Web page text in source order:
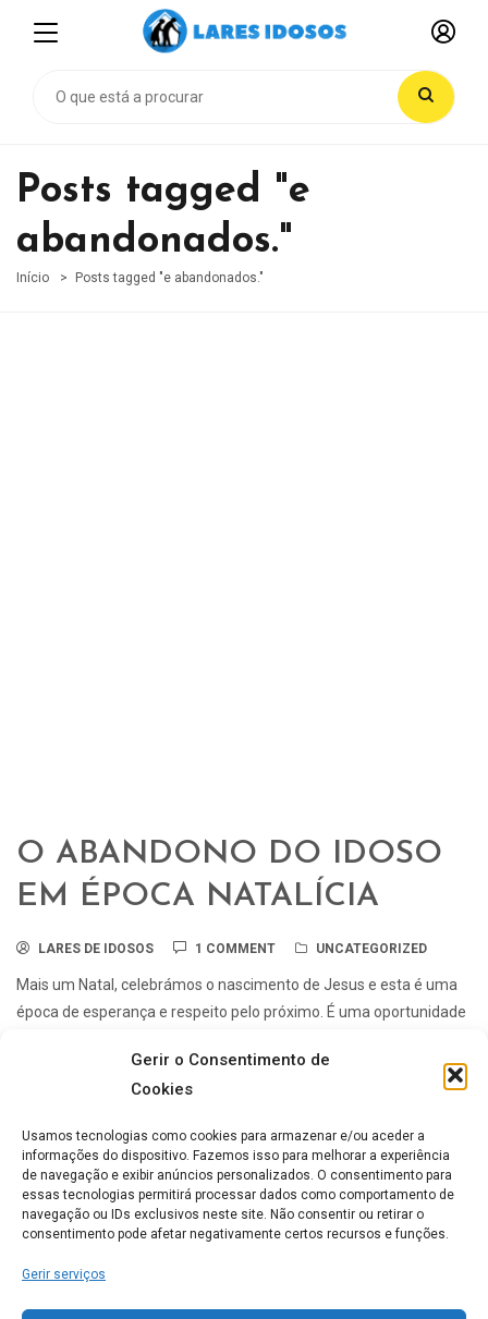
Gerir o Consentimento de
Cookies
Usamos tecnologias como cookies para armazenar e/ou aceder a
informações do dispositivo. Fazemos isso para melhorar a experiência
de navegação e exibir anúncios personalizados. O consentimento para
essas tecnologias permitirá processar dados como comportamento de
navegação ou IDs exclusivos neste site. Não consentir ou retirar o
consentimento pode afetar negativamente certos recursos e funções.
Gerir serviços
Posts tagged "e
abandonados."
Início Posts tagged "e abandonados."
O ABANDONO DO IDOSO
EM ÉPOCA NATALÍCIA
LARES DE IDOSOS 1 COMMENT UNCATEGORIZED
Mais um Natal, celebrámos o nascimento de Jesus e esta é uma
época de esperança e respeito pelo próximo. É uma oportunidade
Lares de idosos mais Populares
ERPI Horizonte Ternura
0